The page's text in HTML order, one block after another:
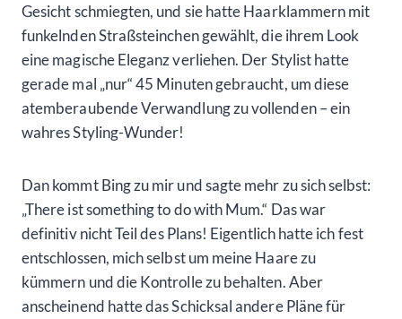
Gesicht schmiegten, und sie hatte Haarklammern mit
funkelnden Straßsteinchen gewählt, die ihrem Look
eine magische Eleganz verliehen. Der Stylist hatte
gerade mal „nur“ 45 Minuten gebraucht, um diese
atemberaubende Verwandlung zu vollenden – ein
wahres Styling-Wunder!
Dan kommt Bing zu mir und sagte mehr zu sich selbst:
„There ist something to do with Mum.“ Das war
definitiv nicht Teil des Plans! Eigentlich hatte ich fest
entschlossen, mich selbst um meine Haare zu
kümmern und die Kontrolle zu behalten. Aber
anscheinend hatte das Schicksal andere Pläne für